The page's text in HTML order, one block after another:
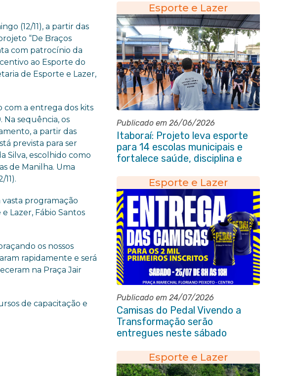
(12/11), a partir das
“De Braços
com patrocínio da
ao Esporte do
de Esporte e Lazer,
com a entrega dos kits
Na sequência, os
a partir das
prevista para ser
Silva, escolhido como
de Manilha. Uma
programação
Lazer, Fábio Santos
os nossos
rapidamente e será
na Praça Jair
de capacitação e
Esporte e Lazer
Publicado em 26/06/2026
Itaboraí: Projeto leva esporte
para 14 escolas municipais e
fortalece saúde, disciplina e
Esporte e Lazer
Publicado em 24/07/2026
Camisas do Pedal Vivendo a
Transformação serão
entregues neste sábado
Esporte e Lazer